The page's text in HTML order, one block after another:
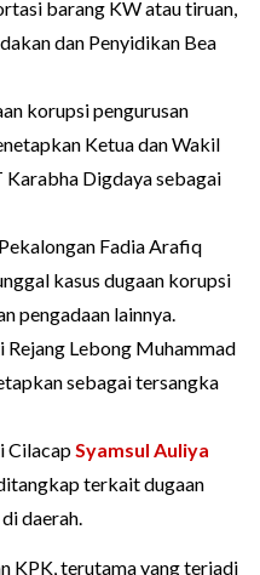
barang KW atau tiruan,
dan Penyidikan Bea
korupsi pengurusan
Ketua dan Wakil
Digdaya sebagai
Fadia Arafiq
kasus dugaan korupsi
pengadaan lainnya.
Rejang Lebong Muhammad
sebagai tersangka
CilacapSyamsul Auliya
terkait dugaan
daerah.
KPK, terutama yang terjadi